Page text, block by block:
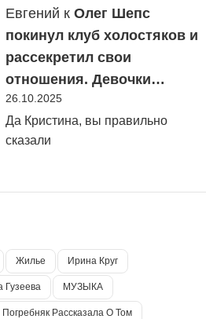
Евгений к Олег Шепс
покинул клуб холостяков и
рассекретил свои
отношения. Девочки…
26.10.2025
Да Кристина, вы правильно
сказали
Жилье Ирина Круг
Гузеева МУЗЫКА
Рассказала О Том